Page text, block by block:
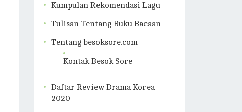
Kumpulan Rekomendasi Lagu
Tulisan Tentang Buku Bacaan
Tentang besoksore.com
Kontak Besok Sore
Daftar Review Drama Korea
2020